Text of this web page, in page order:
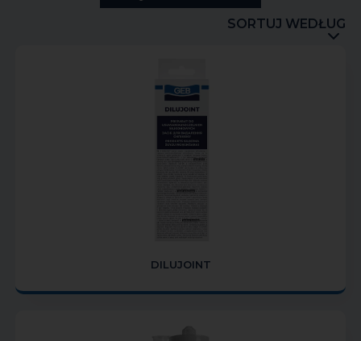
SORTUJ WEDŁUG
DILUJOINT